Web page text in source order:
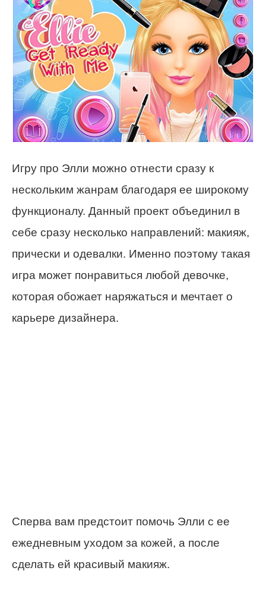
Игру про Элли можно отнести сразу к
нескольким жанрам благодаря ее широкому
функционалу. Данный проект объединил в
себе сразу несколько направлений: макияж,
прически и одевалки. Именно поэтому такая
игра может понравиться любой девочке,
которая обожает наряжаться и мечтает о
карьере дизайнера.
Сперва вам предстоит помочь Элли с ее
ежедневным уходом за кожей, а после
сделать ей красивый макияж.